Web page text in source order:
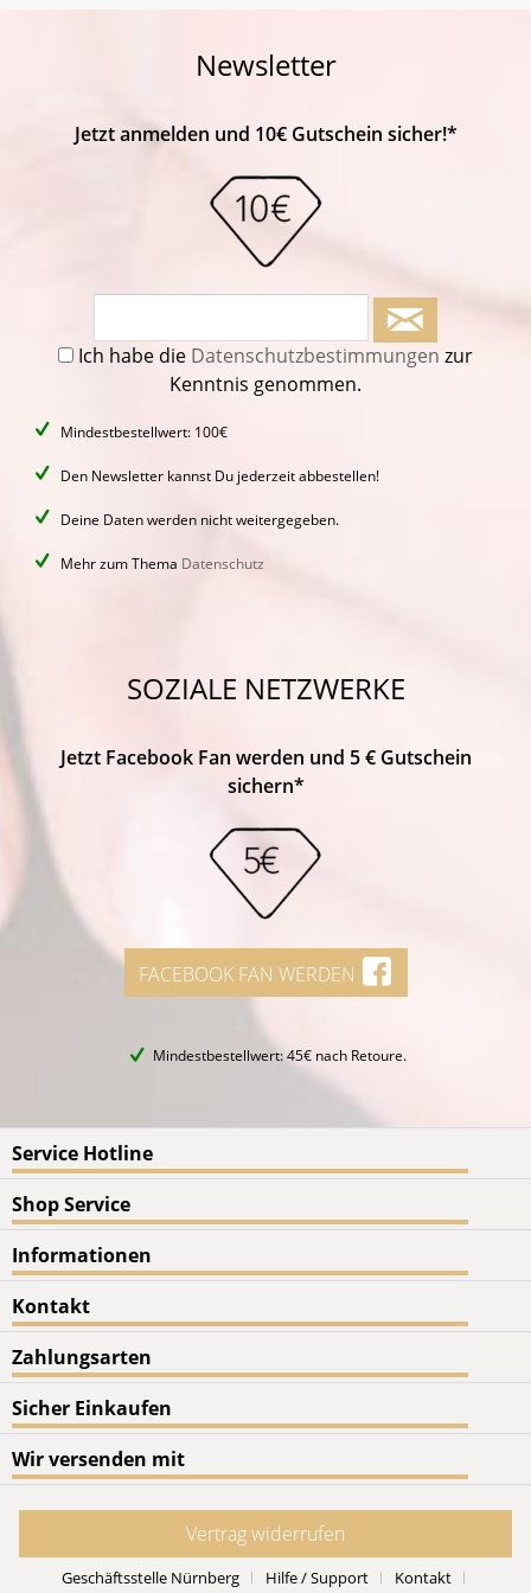
Newsletter
Jetzt anmelden und 10€ Gutschein sicher!*
Ich habe die Datenschutzbestimmungen zur
Kenntnis genommen.
Mindestbestellwert: 100€
Den Newsletter kannst Du jederzeit abbestellen!
Deine Daten werden nicht weitergegeben.
Mehr zum Thema Datenschutz
SOZIALE NETZWERKE
Jetzt Facebook Fan werden und 5 € Gutschein
sichern*
FACEBOOK FAN WERDEN
Mindestbestellwert: 45€ nach Retoure.
Service Hotline
Shop Service
Informationen
Kontakt
Zahlungsarten
Sicher Einkaufen
Wir versenden mit
Vertrag widerrufen
Geschäftsstelle Nürnberg Hilfe / Support Kontakt